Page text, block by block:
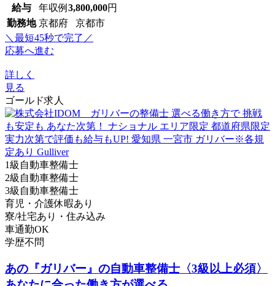
給与 年収例 3,800,000円
勤務地 京都府 京都市
＼最短45秒で完了／
応募へ進む
詳しく
見る
ゴールド求人
1級自動車整備士
2級自動車整備士
3級自動車整備士
育児・介護休暇あり
寮/社宅あり・住み込み
車通勤OK
学歴不問
あの『ガリバー』の自動車整備士〈3級以上必須〉